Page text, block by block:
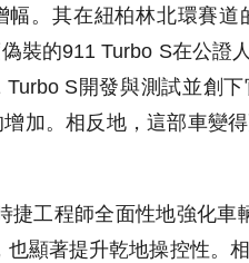
。其在紐柏林北環賽
裝的911 Turbo S在公證
S開發與測試並創
加。相反地，這部車變
工程師全面性地強化車
顯著提升乾地操控性。